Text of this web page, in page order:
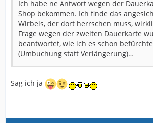
Ich habe ne Antwort wegen der
Shop bekommen. Ich finde das
Wirbels, der dort herrschen muss,
Frage wegen der zweiten Dauerkarte
beantwortet, wie ich es schon
(Umbuchung statt Verlängerung)…
Sag ich ja